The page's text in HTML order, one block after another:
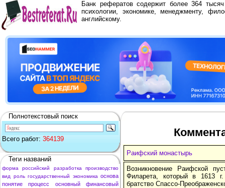
Банк рефератов содержит более 364
психологии, экономике, менеджменту,
английскому.
Полнотекстовый поиск
Всего работ: 364139
Теги названий
форма российский разработка
производство
вид
роль государственный экономика основа
понятие
процесс основный
финансовый
Раифский монастырь
Возникновение Раифской
Филарета, который в 1613
братство Спассо-